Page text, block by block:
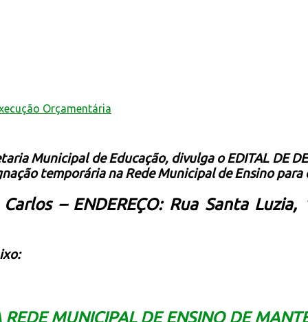
Orçamentária
Municipal de Educação, divulga o EDITAL DE
temporária naRede Municipal de Ensino para
– ENDEREÇO: Rua Santa
MUNICIPAL DE ENSINO DE